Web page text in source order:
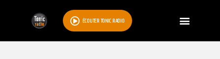
ÉCOUTER TONIC RADIO